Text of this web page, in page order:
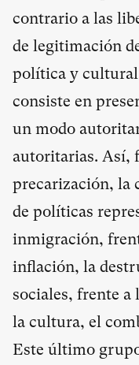
contrario a las
de legitimación
política y
consiste en
un modo
autoritarias. Así,
precarización, la
de políticas
inmigración,
inflación, la
sociales, frente a
la cultura, el
Este último